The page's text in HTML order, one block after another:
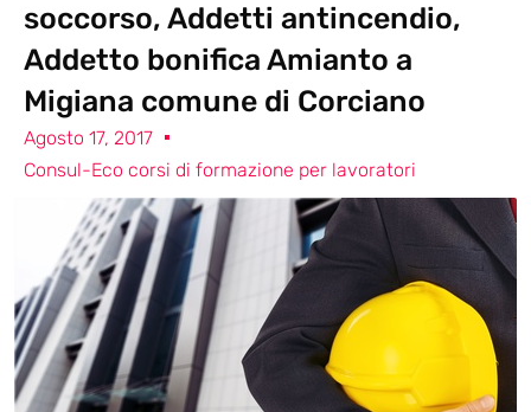
soccorso, Addetti antincendio,
Addetto bonifica Amianto a
Migiana comune di Corciano
Agosto 17, 2017
Consul-Eco corsi di formazione per lavoratori